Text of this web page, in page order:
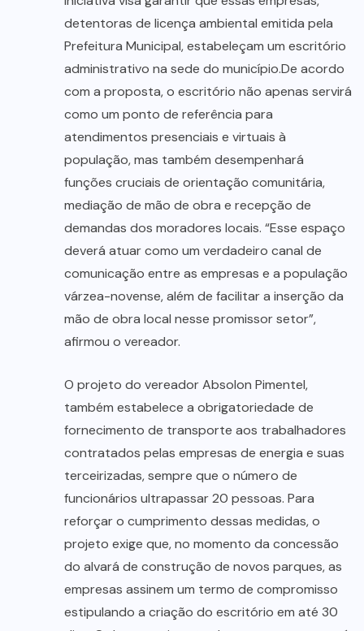
detentoras de licença ambiental emitida pela
Prefeitura Municipal, estabeleçam um escritório
administrativo na sede do município.De acordo
com a proposta, o escritório não apenas servirá
como um ponto de referência para
atendimentos presenciais e virtuais à
população, mas também desempenhará
funções cruciais de orientação comunitária,
mediação de mão de obra e recepção de
demandas dos moradores locais. “Esse espaço
deverá atuar como um verdadeiro canal de
comunicação entre as empresas e a população
várzea-novense, além de facilitar a inserção da
mão de obra local nesse promissor setor”,
afirmou o vereador.
O projeto do vereador Absolon Pimentel,
também estabelece a obrigatoriedade de
fornecimento de transporte aos trabalhadores
contratados pelas empresas de energia e suas
terceirizadas, sempre que o número de
funcionários ultrapassar 20 pessoas. Para
reforçar o cumprimento dessas medidas, o
projeto exige que, no momento da concessão
do alvará de construção de novos parques, as
empresas assinem um termo de compromisso
estipulando a criação do escritório em até 30